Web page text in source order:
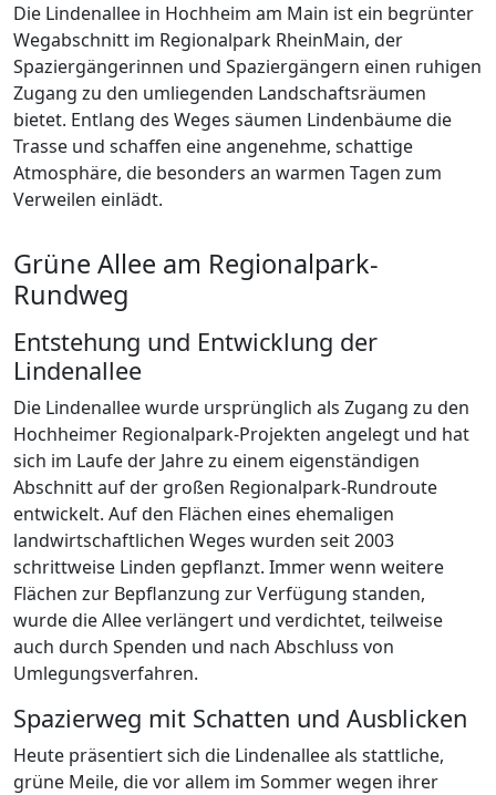
Die Lindenallee in Hochheim am Main ist ein begrünter
Wegabschnitt im Regionalpark RheinMain, der
Spaziergängerinnen und Spaziergängern einen ruhigen
Zugang zu den umliegenden Landschaftsräumen
bietet. Entlang des Weges säumen Lindenbäume die
Trasse und schaffen eine angenehme, schattige
Atmosphäre, die besonders an warmen Tagen zum
Verweilen einlädt.
Grüne Allee am Regionalpark-
Rundweg
Entstehung und Entwicklung der
Lindenallee
Die Lindenallee wurde ursprünglich als Zugang zu den
Hochheimer Regionalpark-Projekten angelegt und hat
sich im Laufe der Jahre zu einem eigenständigen
Abschnitt auf der großen Regionalpark-Rundroute
entwickelt. Auf den Flächen eines ehemaligen
landwirtschaftlichen Weges wurden seit 2003
schrittweise Linden gepflanzt. Immer wenn weitere
Flächen zur Bepflanzung zur Verfügung standen,
wurde die Allee verlängert und verdichtet, teilweise
auch durch Spenden und nach Abschluss von
Umlegungsverfahren.
Spazierweg mit Schatten und Ausblicken
Heute präsentiert sich die Lindenallee als stattliche,
grüne Meile, die vor allem im Sommer wegen ihrer